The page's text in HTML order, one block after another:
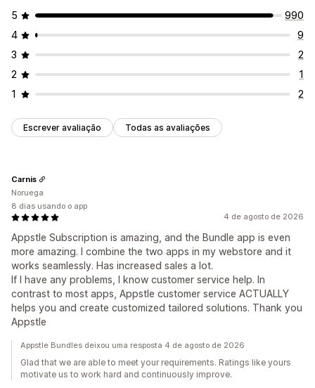
5
990
4
9
3
2
2
1
1
2
Escrever avaliação Todas as avaliações
4 de agosto de 2026
Appstle Subscription is amazing, and the Bundle app is even
more amazing. I combine the two apps in my webstore and it
works seamlessly. Has increased sales a lot.
If I have any problems, I know customer service help. In
contrast to most apps, Appstle customer service ACTUALLY
helps you and create customized tailored solutions. Thank you
Appstle
Carnis
Noruega
8 dias usando o app
Appstle Bundles deixou uma resposta 4 de agosto de 2026
Glad that we are able to meet your requirements. Ratings like yours
motivate us to work hard and continuously improve.